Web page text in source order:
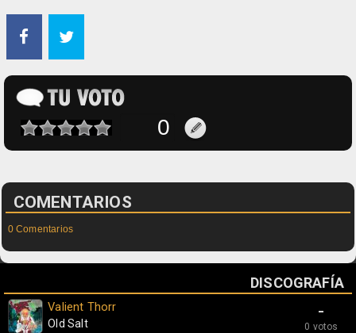
COMENTARIOS
0 Comentarios
DISCOGRAFÍA
-
0 votos
Valient Thorr
Old Salt